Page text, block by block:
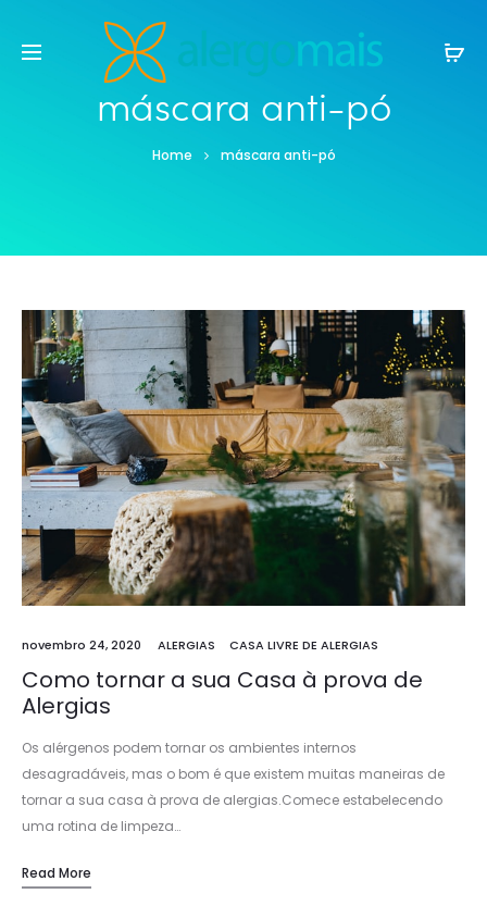
máscara anti-pó
Home máscara anti-pó
novembro 24, 2020 ALERGIAS CASA LIVRE DE ALERGIAS
Como tornar a sua Casa à prova de
Alergias
Os alérgenos podem tornar os ambientes internos
desagradáveis, mas o bom é que existem muitas maneiras de
tornar a sua casa à prova de alergias.Comece estabelecendo
uma rotina de limpeza…
Read More